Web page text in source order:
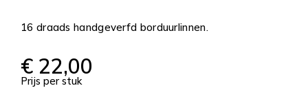
16 draads handgeverfd borduurlinnen.
€ 22,00
Prijs per stuk